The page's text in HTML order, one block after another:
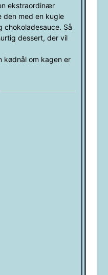
ekstraordinær
den med en kugle
Så
dessert, der vil
kødnål om kagen er